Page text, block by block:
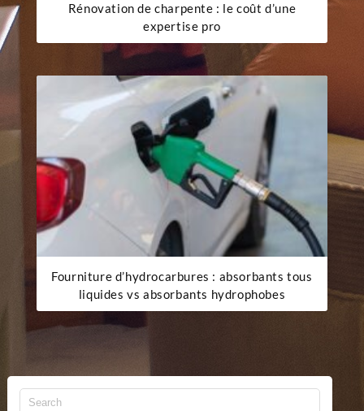
Rénovation de charpente : le coût d’une
expertise pro
Fourniture d’hydrocarbures : absorbants tous
liquides vs absorbants hydrophobes